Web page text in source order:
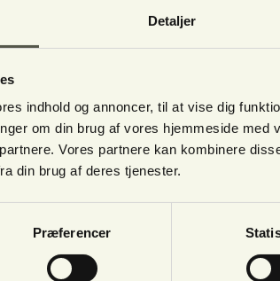
Detaljer
indhold og annoncer, til at vise dig
om din brug af vores hjemmeside med
Vores partnere kan kombinere
din brug af deres tjenester.
Præferencer